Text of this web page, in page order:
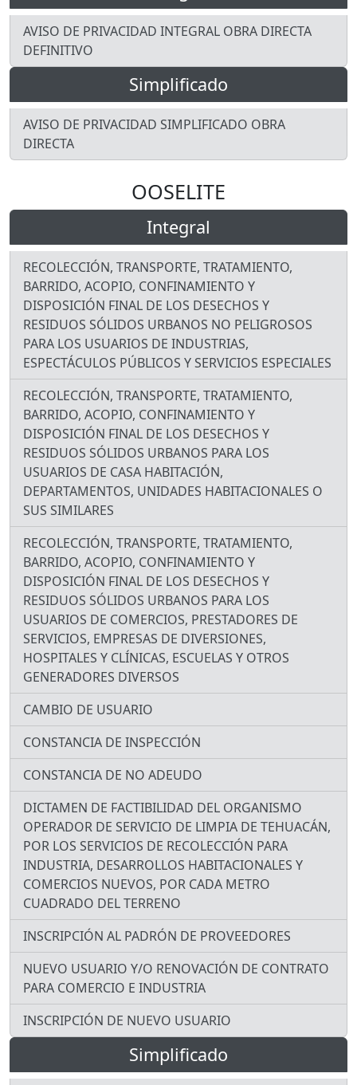
AVISO DE PRIVACIDAD INTEGRAL OBRA DIRECTA
DEFINITIVO
Simplificado
AVISO DE PRIVACIDAD SIMPLIFICADO OBRA
DIRECTA
OOSELITE
Integral
RECOLECCIÓN, TRANSPORTE, TRATAMIENTO,
BARRIDO, ACOPIO, CONFINAMIENTO Y
DISPOSICIÓN FINAL DE LOS DESECHOS Y
RESIDUOS SÓLIDOS URBANOS NO PELIGROSOS
PARA LOS USUARIOS DE INDUSTRIAS,
ESPECTÁCULOS PÚBLICOS Y SERVICIOS ESPECIALES
RECOLECCIÓN, TRANSPORTE, TRATAMIENTO,
BARRIDO, ACOPIO, CONFINAMIENTO Y
DISPOSICIÓN FINAL DE LOS DESECHOS Y
RESIDUOS SÓLIDOS URBANOS PARA LOS
USUARIOS DE CASA HABITACIÓN,
DEPARTAMENTOS, UNIDADES HABITACIONALES O
SUS SIMILARES
RECOLECCIÓN, TRANSPORTE, TRATAMIENTO,
BARRIDO, ACOPIO, CONFINAMIENTO Y
DISPOSICIÓN FINAL DE LOS DESECHOS Y
RESIDUOS SÓLIDOS URBANOS PARA LOS
USUARIOS DE COMERCIOS, PRESTADORES DE
SERVICIOS, EMPRESAS DE DIVERSIONES,
HOSPITALES Y CLÍNICAS, ESCUELAS Y OTROS
GENERADORES DIVERSOS
CAMBIO DE USUARIO
CONSTANCIA DE INSPECCIÓN
CONSTANCIA DE NO ADEUDO
DICTAMEN DE FACTIBILIDAD DEL ORGANISMO
OPERADOR DE SERVICIO DE LIMPIA DE TEHUACÁN,
POR LOS SERVICIOS DE RECOLECCIÓN PARA
INDUSTRIA, DESARROLLOS HABITACIONALES Y
COMERCIOS NUEVOS, POR CADA METRO
CUADRADO DEL TERRENO
INSCRIPCIÓN AL PADRÓN DE PROVEEDORES
NUEVO USUARIO Y/O RENOVACIÓN DE CONTRATO
PARA COMERCIO E INDUSTRIA
INSCRIPCIÓN DE NUEVO USUARIO
Simplificado